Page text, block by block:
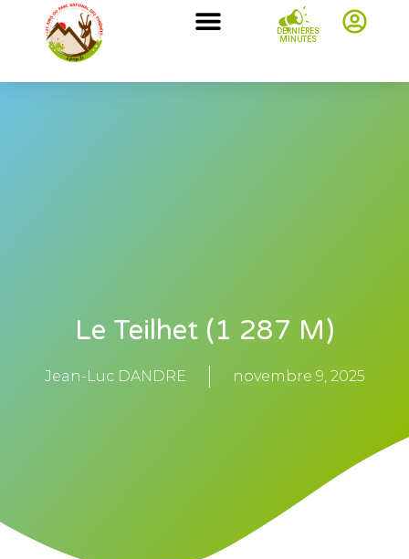
DERNIÈRES
MINUTES
Le Teilhet (1 287 M)
Jean-Luc DANDRE novembre 9, 2025